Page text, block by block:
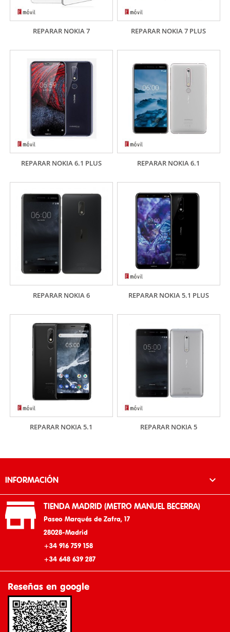
REPARAR NOKIA 7 REPARAR NOKIA 7 PLUS
REPARAR NOKIA 6.1 PLUS REPARAR NOKIA 6.1
REPARAR NOKIA 6 REPARAR NOKIA 5.1 PLUS
REPARAR NOKIA 5.1 REPARAR NOKIA 5
INFORMACIÓN 
 TIENDA MADRID (METRO MANUEL BECERRA)
Paseo Marqués de Zafra, 17
28028-Madrid
+34 916 759 158
+34 648 639 287
Reseñas en google